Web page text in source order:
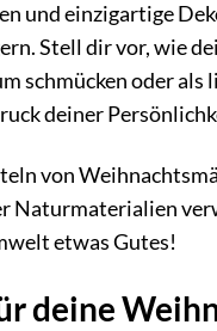
und einzigartige
Stell dir vor, wie
schmücken oder als
deiner
von
Naturmaterialien
etwas Gutes!
deine